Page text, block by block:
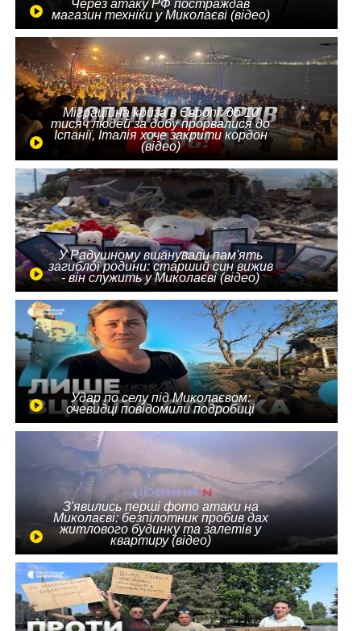
Через атаку РФ постраждав
магазин техніки у Миколаєві (відео)
Міграційна криза в Європі: до 10
тисяч людей за добу прорвалися до
Іспанії, Італія хоче закрити кордон
(відео)
У Радушному вшанували пам'ять
загиблої родини: старший син вижив
- він служить у Миколаєві (відео)
Удар по селу під Миколаєвом:
очевидці повідомили подробиці
З'явились перші фото атаки на
Миколаєві: безпілотник пробив дах
житлового будинку та залетів у
квартиру (відео)